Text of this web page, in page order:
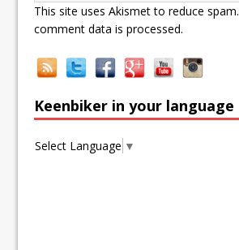
This site uses Akismet to reduce spam.
comment data is processed.
Keenbiker in your language
Select Language ▼